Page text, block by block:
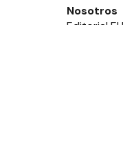
Nosotros
Editorial El